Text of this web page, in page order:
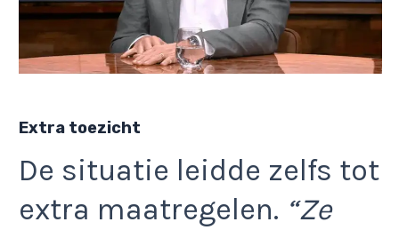
Extra toezicht
De situatie leidde zelfs tot
extra maatregelen. “Ze